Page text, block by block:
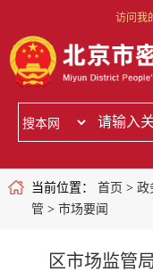
访问我
当前位置： 首页 > 政
管 > 市场要闻
区市场监管